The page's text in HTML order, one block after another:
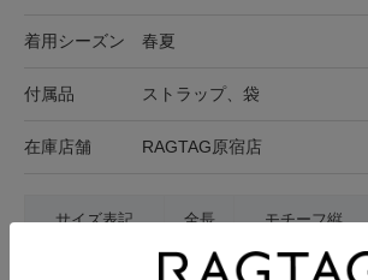
着用シーズン 春夏
付属品 ストラップ、袋
在庫店舗 RAGTAG原宿店
サイズ表記 全長 モチーフ縦
66cm 4.5cm